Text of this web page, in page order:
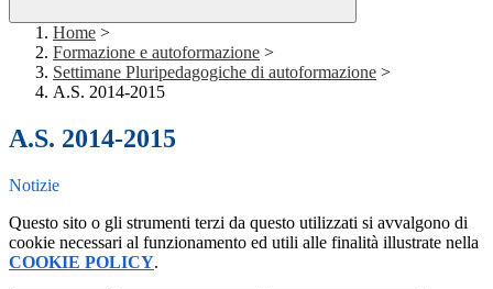
Home >
Formazione e autoformazione >
Settimane Pluripedagogiche di autoformazione >
A.S. 2014-2015
A.S. 2014-2015
Notizie
Questo sito o gli strumenti terzi da questo utilizzati si avvalgono di
cookie necessari al funzionamento ed utili alle finalità illustrate nella
COOKIE POLICY.